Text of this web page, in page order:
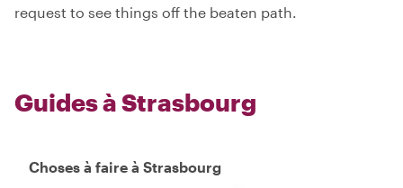
request to see things off the beaten path.
Guides à Strasbourg
Choses à faire à Strasbourg